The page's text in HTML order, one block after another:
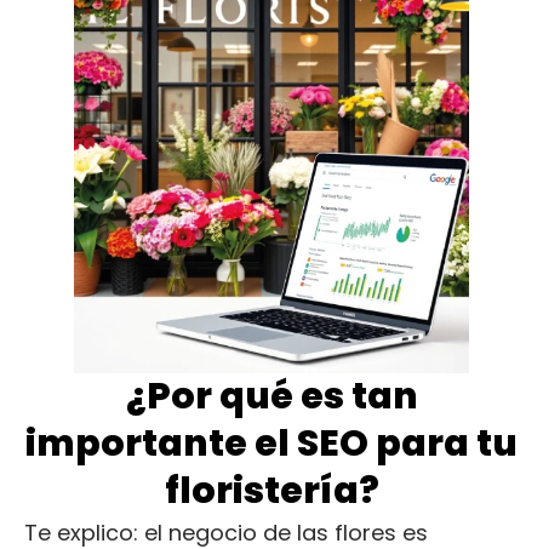
¿Por qué es tan
importante el SEO para tu
floristería?
Te explico: el negocio de las flores es